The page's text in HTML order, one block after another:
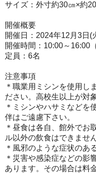
サイズ：外寸約30㎝×約
開催概要
開催日：2024年12月3日(
開催時間：10:00～16:00
定員：6名
注意事項
＊職業用ミシンを使用し
ださい。高校生以上が対
＊ミシンやハサミなどを
伴はご遠慮下さい。
＊昼食は各自、館外でお
ル以外の飲食はできません
＊風邪のような症状のあ
＊災害や感染症などの影
あります。その場合は料